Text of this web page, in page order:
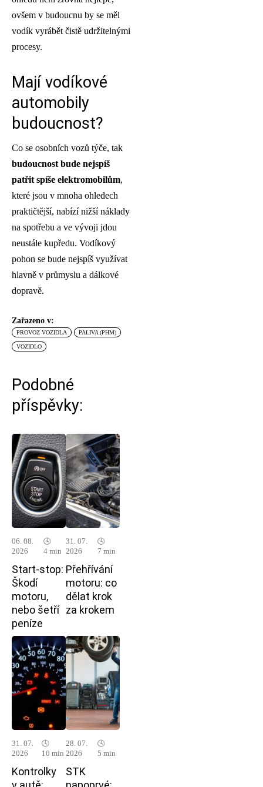
ovšem v budoucnu by se měl
vodík vyrábět čistě udržitelnými
procesy.
Mají vodíkové
automobily
budoucnost?
Co se osobních vozů týče, tak
budoucnost bude nejspíš
patřit spíše elektromobilům,
které jsou v mnoha ohledech
praktičtější, nabízí nižší náklady
na spotřebu a ve vývoji jdou
neustále kupředu. Vodíkový
pohon se bude nejspíš využívat
hlavně v průmyslu a dálkové
dopravě.
Zařazeno v:
PROVOZ VOZIDLA PALIVA (PHM)
VOZIDLO
Podobné
příspěvky:
06. 08.
2026
🕓
4 min
Start-stop:
Škodí
motoru,
nebo šetří
peníze
31. 07.
2026
🕓
7 min
Přehřívání
motoru: co
dělat krok
za krokem
31. 07.
2026
🕓
10 min
Kontrolky
28. 07.
2026
🕓
5 min
STK